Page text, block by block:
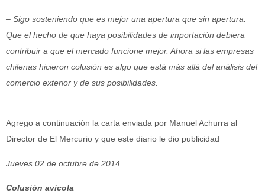
– Sigo sosteniendo que es mejor una apertura que sin apertura.
Que el hecho de que haya posibilidades de importación debiera
contribuir a que el mercado funcione mejor. Ahora si las empresas
chilenas hicieron colusión es algo que está más allá del análisis del
comercio exterior y de sus posibilidades.
Agrego a continuación la carta enviada por Manuel Achurra al
Director de El Mercurio y que este diario le dio publicidad
Jueves 02 de octubre de 2014
Colusión avícola